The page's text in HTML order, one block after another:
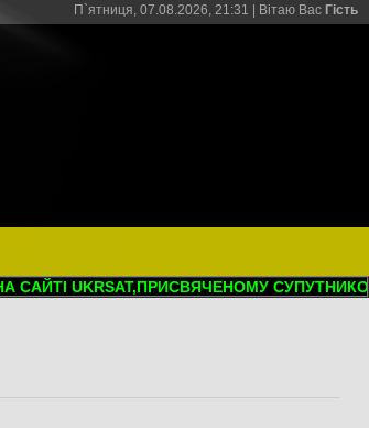
П`ятниця, 07.08.2026, 21:31 | Вітаю Вас Гість
UKRSAT,ПРИСВЯЧЕНОМУ